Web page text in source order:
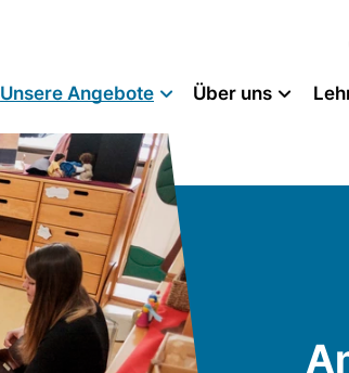
Unsere Angebote Über uns